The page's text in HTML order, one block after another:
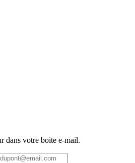
dans votre boite e-mail.